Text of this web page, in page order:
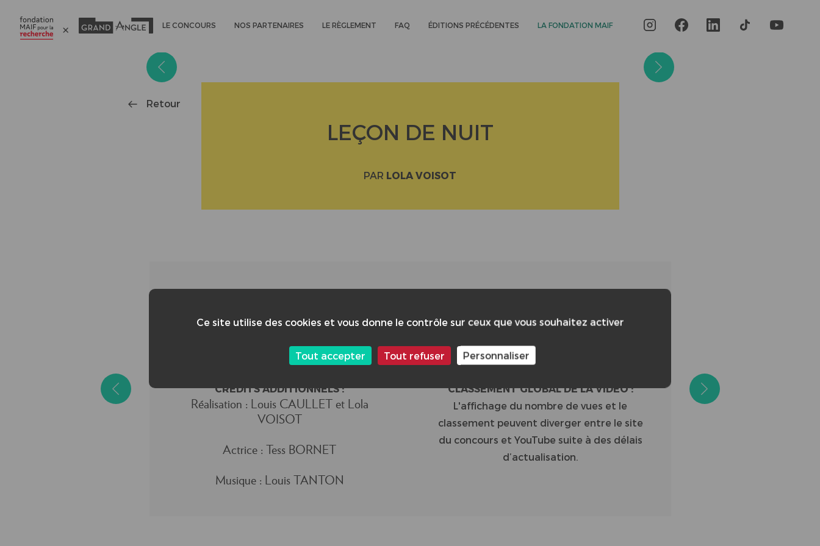
LE CONCOURS NOS PARTENAIRES LE RÈGLEMENT FAQ ÉDITIONS PRÉCÉDENTES LA FONDATION MAIF
Retour
LEÇON DE NUIT
PAR LOLA VOISOT
CRÉDITS ADDITIONNELS :
Réalisation : Louis CAULLET et Lola
VOISOT
Actrice : Tess BORNET
Musique : Louis TANTON
55/86
CLASSEMENT GLOBAL DE LA VIDÉO :
L'affichage du nombre de vues et le
classement peuvent diverger entre le site
du concours et YouTube suite à des délais
d’actualisation.
Panneau de gestion des cookies
Ce site utilise des cookies et vous donne le contrôle sur ceux que vous souhaitez activer
Tout accepter Tout refuser Personnaliser